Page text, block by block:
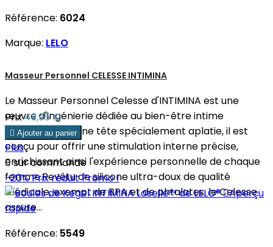
Référence: 6024
Marque: LELO
Masseur Personnel CELESSE INTIMINA
Le Masseur Personnel Celesse d'INTIMINA est une
œuvre d'ingénierie dédiée au bien-être intime
féminin.Doté d'une tête spécialement aplatie, il est
conçu pour offrir une stimulation interne précise,
enrichissant ainsi l'expérience personnelle de chaque
femme.Revêtu de silicone ultra-doux de qualité
médicale, exempt de BPA et de phtalates, le Celesse
assure...
Prix49,95 €
 Ajouter au panier
Plus
sur commande
-20%Prix réduitPromo !
Aperçu
rapide
Référence: 5549